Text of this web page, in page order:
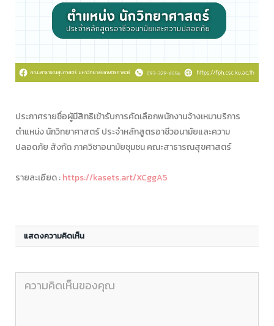
ประกาศรายชื่อผู้มีสิทธิเข้ารับการคัดเลือกพนักงานจ้างเหมาบริการ
ตำแหน่ง นักวิทยาศาสตร์ ประจำหลักสูตรอาชีวอนามัยและความ
ปลอดภัย สังกัด ภาควิชาอนามัยชุมชน คณะสาธารณสุขศาสตร์
รายละเอียด :https://kasets.art/XCggA5
แสดงความคิดเห็น